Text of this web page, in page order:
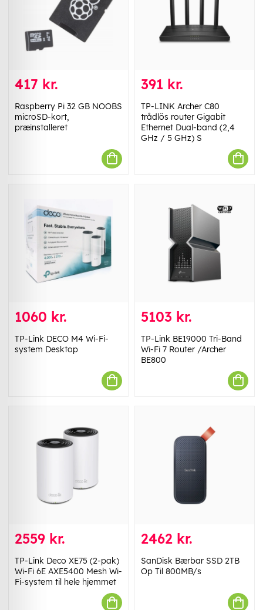
417 kr.
Raspberry Pi 32 GB NOOBS
microSD-kort,
præinstalleret
391 kr.
TP-LINK Archer C80
trådlös router Gigabit
Ethernet Dual-band (2,4
GHz / 5 GHz) S
1060 kr.
TP-Link DECO M4 Wi-Fi-
system Desktop
5103 kr.
TP-Link BE19000 Tri-Band
Wi-Fi 7 Router /Archer
BE800
2559 kr.
TP-Link Deco XE75 (2-pak)
Wi-Fi 6E AXE5400 Mesh Wi-
Fi-system til hele hjemmet
2462 kr.
SanDisk Bærbar SSD 2TB
Op Til 800MB/s